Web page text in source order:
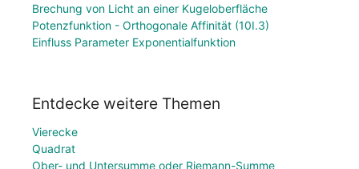
Brechung von Licht an einer Kugeloberfläche
Potenzfunktion - Orthogonale Affinität (10I.3)
Einfluss Parameter Exponentialfunktion
Entdecke weitere Themen
Vierecke
Quadrat
Ober- und Untersumme oder Riemann-Summe